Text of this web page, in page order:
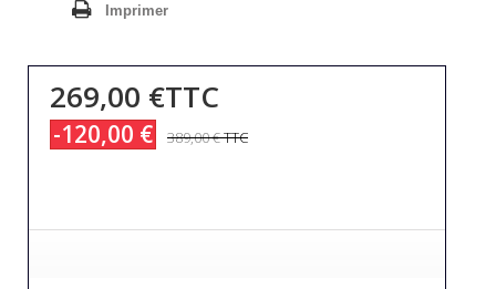
Imprimer
269,00 €TTC
-120,00 € 389,00 €TTC